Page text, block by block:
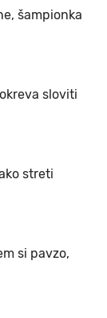
šampionka
sloviti
streti
si pavzo,